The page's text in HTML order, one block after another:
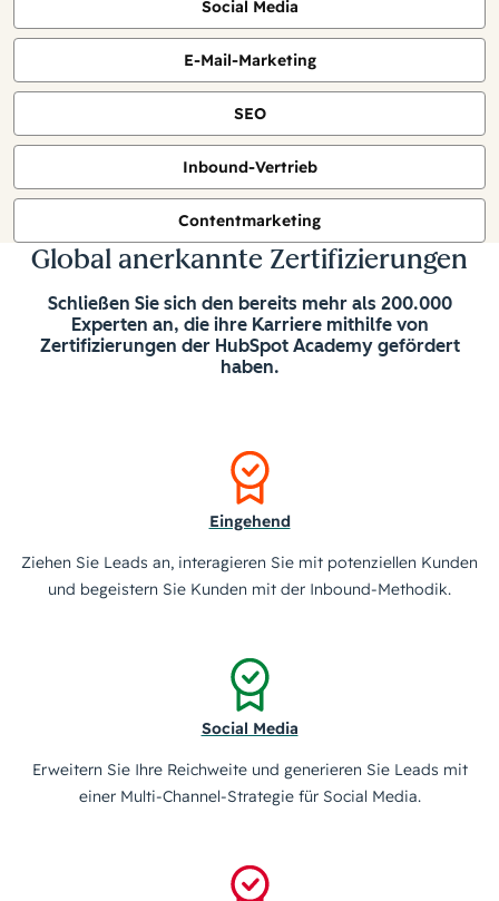
Social Media
E-Mail-Marketing
SEO
Inbound-Vertrieb
Contentmarketing
Global anerkannte Zertifizierungen
Schließen Sie sich den bereits mehr als 200.000
Experten an, die ihre Karriere mithilfe von
Zertifizierungen der HubSpot Academy gefördert
haben.
Eingehend
Ziehen Sie Leads an, interagieren Sie mit potenziellen Kunden
und begeistern Sie Kunden mit der Inbound-Methodik.
Social Media
Erweitern Sie Ihre Reichweite und generieren Sie Leads mit
einer Multi-Channel-Strategie für Social Media.